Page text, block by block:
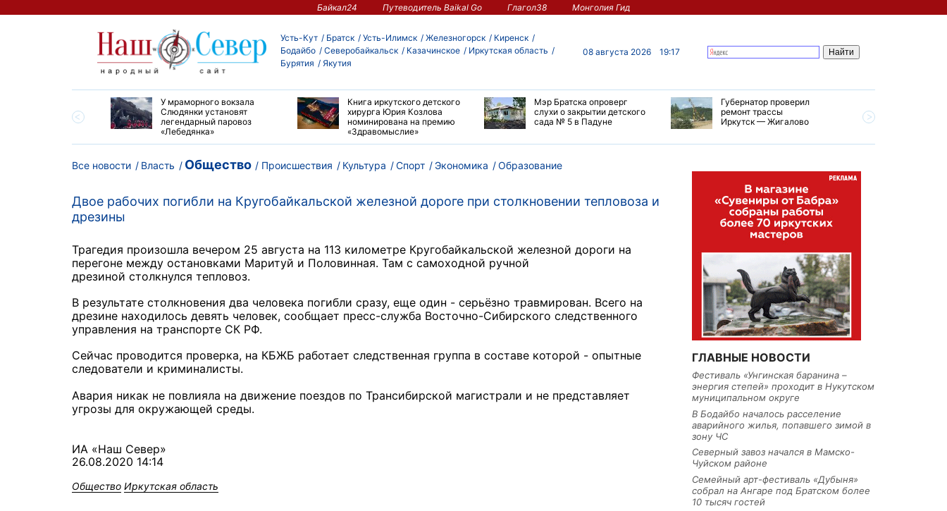
Байкал24 Путеводитель Baikal Go Глагол38 Монголия Гид
Усть-Кут Братск Усть-Илимск Железногорск
Киренск
Бодайбо
Северобайкальск Казачинское
Иркутская область
Бурятия
Якутия
08 августа 2026 19:17
У мраморного вокзала
Слюдянки установят
легендарный паровоз
«Лебедянка»
Книга иркутского детского
хирурга Юрия Козлова
номинирована на премию
«Здравомыслие»
Мэр Братска опроверг
слухи о закрытии детского
сада № 5 в Падуне
Губернатор проверил
ремонт трассы
Иркутск — Жигалово
Все новости Власть Общество Происшествия Культура Спорт Экономика Образование
Двое рабочих погибли на Кругобайкальской железной дороге при столкновении тепловоза и
дрезины
Трагедия произошла вечером 25 августа на 113 километре Кругобайкальской железной дороги на
перегоне между остановками Маритуй и Половинная. Там с самоходной ручной
дрезиной столкнулся тепловоз.
В результате столкновения два человека погибли сразу, еще один - серьёзно травмирован. Всего на
дрезине находилось девять человек, сообщает пресс-служба Восточно-Сибирского следственного
управления на транспорте СК РФ.
Сейчас проводится проверка, на КБЖБ работает следственная группа в составе которой - опытные
следователи и криминалисты.
Авария никак не повлияла на движение поездов по Трансибирской магистрали и не представляет
угрозы для окружающей среды.
ИА «Наш Север»
26.08.2020 14:14
Общество Иркутская область
ГЛАВНЫЕ НОВОСТИ
Фестиваль «Унгинская баранина –
энергия степей» проходит в Нукутском
муниципальном округе
В Бодайбо началось расселение
аварийного жилья, попавшего зимой в
зону ЧС
Северный завоз начался в Мамско-
Чуйском районе
Семейный арт-фестиваль «Дубыня»
собрал на Ангаре под Братском более
10 тысяч гостей